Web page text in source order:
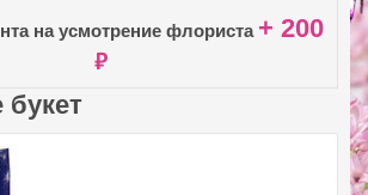
на усмотрение флориста + 200
₽